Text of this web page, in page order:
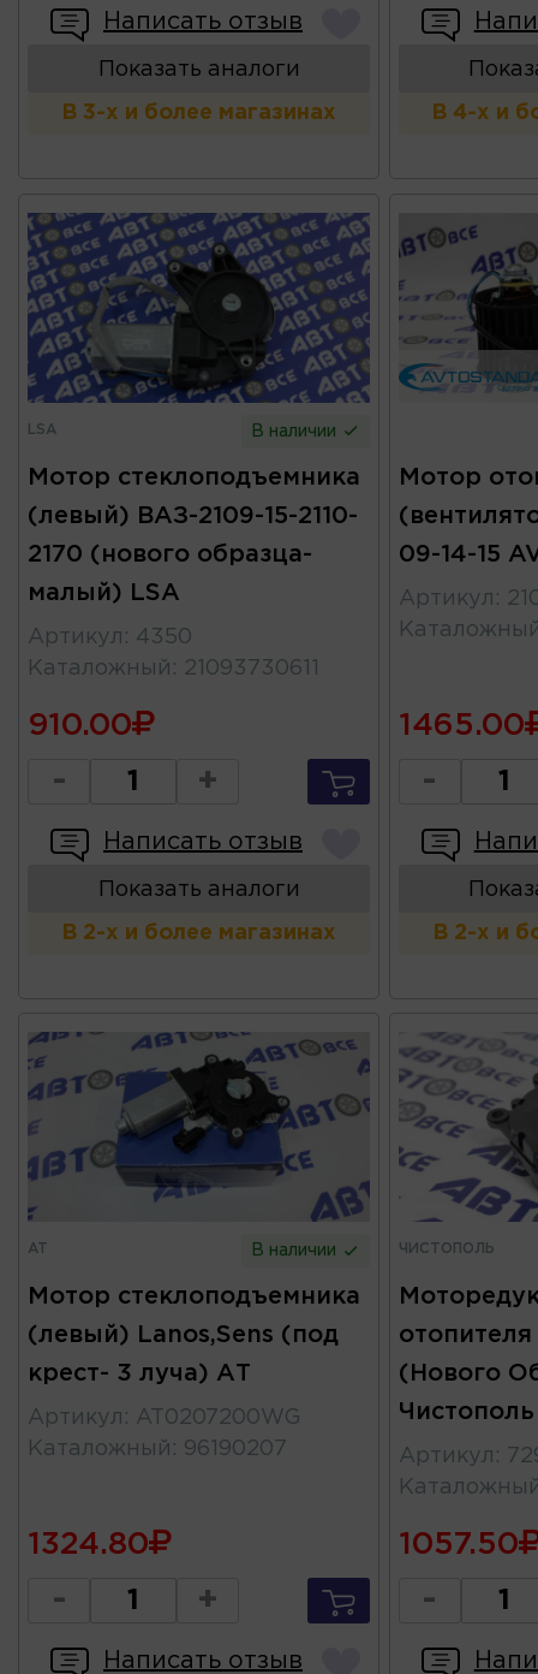
Написать отзыв
Показать аналоги
В 3-х и более магазинах В 4-х и
LSA В наличии
Мотор стеклоподъемника
(левый) ВАЗ-2109-15-2110-
2170 (нового образца-
малый) LSA
Артикул : 4350
Каталожный : 21093730611
910.00
- +
Написать отзыв
Показать аналоги
В 2-х и более магазинах
Мотор
09-14-15
Артикул :
1465.00
-
В 2-х и
AT В наличии
Мотор стеклоподъемника
(левый) Lanos,Sens (под
крест- 3 луча) АТ
Артикул : AT0207200WG
Каталожный : 96190207
1324.80
- +
Написать отзыв
ЧИСТОПОЛЬ
отопителя
(Нового
Чистополь
Артикул :
1057.50
-